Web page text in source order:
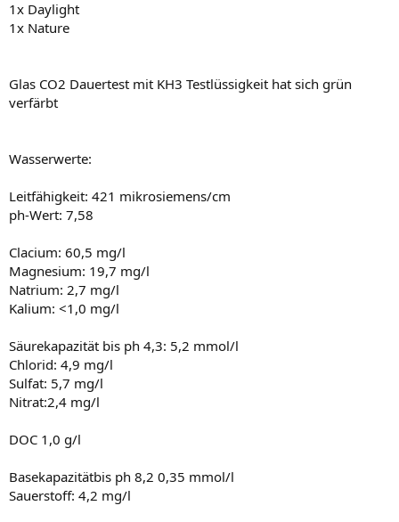
1x Daylight
1x Nature
Glas CO2 Dauertest mit KH3 Testlüssigkeit hat sich grün
verfärbt
Wasserwerte:
Leitfähigkeit: 421 mikrosiemens/cm
ph-Wert: 7,58
Clacium: 60,5 mg/l
Magnesium: 19,7 mg/l
Natrium: 2,7 mg/l
Kalium: <1,0 mg/l
Säurekapazität bis ph 4,3: 5,2 mmol/l
Chlorid: 4,9 mg/l
Sulfat: 5,7 mg/l
Nitrat:2,4 mg/l
DOC 1,0 g/l
Basekapazitätbis ph 8,2 0,35 mmol/l
Sauerstoff: 4,2 mg/l